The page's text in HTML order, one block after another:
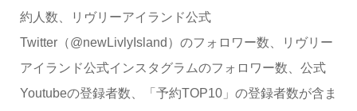
約人数、リヴリーアイランド公式
Twitter（@newLivlyIsland）のフォロワー数、リヴリー
アイランド公式インスタグラムのフォロワー数、公式
Youtubeの登録者数、「予約TOP10」の登録者数が含ま